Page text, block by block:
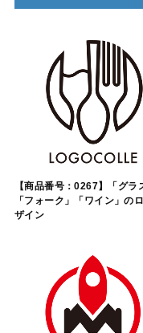
【商品番号：0267】「グラ
「フォーク」「ワイン」の
ザイン